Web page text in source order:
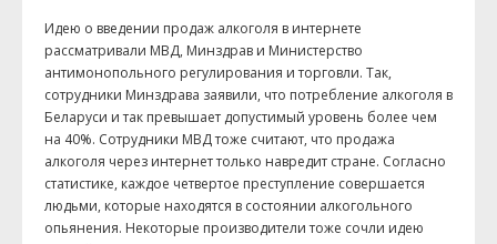
Идею о введении продаж алкоголя в интернете
рассматривали МВД, Минздрав и Министерство
антимонопольного регулирования и торговли. Так,
сотрудники Минздрава заявили, что потребление алкоголя в
Беларуси и так превышает допустимый уровень более чем
на 40%. Сотрудники МВД тоже считают, что продажа
алкоголя через интернет только навредит стране. Согласно
статистике, каждое четвертое преступление совершается
людьми, которые находятся в состоянии алкогольного
опьянения. Некоторые производители тоже сочли идею